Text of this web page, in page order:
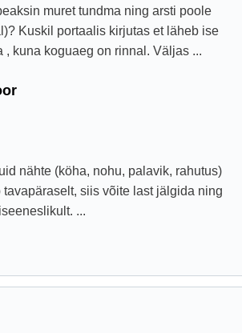
muret tundma ning arsti poole
Kuskil portaalis kirjutas et läheb ise
kuna koguaeg on rinnal. Väljas ...
nähte (köha, nohu, palavik, rahutus)
siis võite last jälgida ning
...